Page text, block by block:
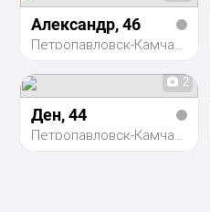
Александр, 46
Петропавловск-Камчатский
2
Ден, 44
Петропавловск-Камчатский